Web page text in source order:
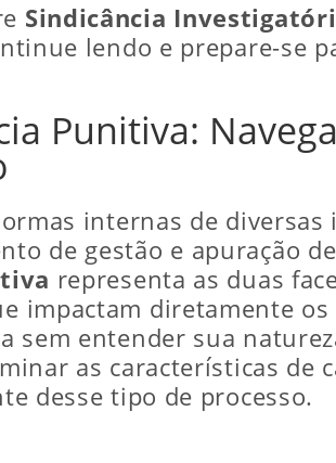
Sindicância
lendo e prepare-se
Punitiva:
internas de diversas
de gestão e apuração
representa as duas
impactam diretamente
sem entender sua
as características de
desse tipo de processo.